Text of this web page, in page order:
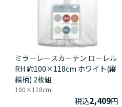
ミラーレースカーテン ローレル
RH 約100×118cm ホワイト(縦
縞柄) 2枚組
100×118cm
税込2,409円